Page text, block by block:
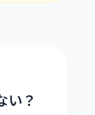
い？